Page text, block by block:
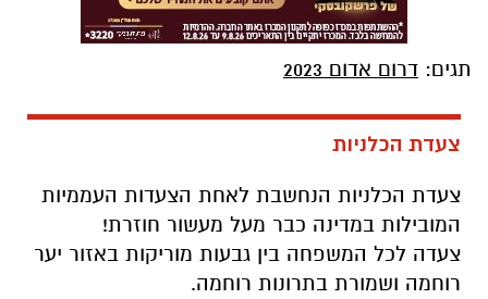
תגים: דרום אדום 2023
צעדת הכלניות
צעדת הכלניות הנחשבת לאחת הצעדות העממיות
המובילות במדינה כבר מעל מעשור חוזרת!
צעדה לכל המשפחה בין גבעות מוריקות באזור יער
רוחמה ושמורת בתרונות רוחמה.